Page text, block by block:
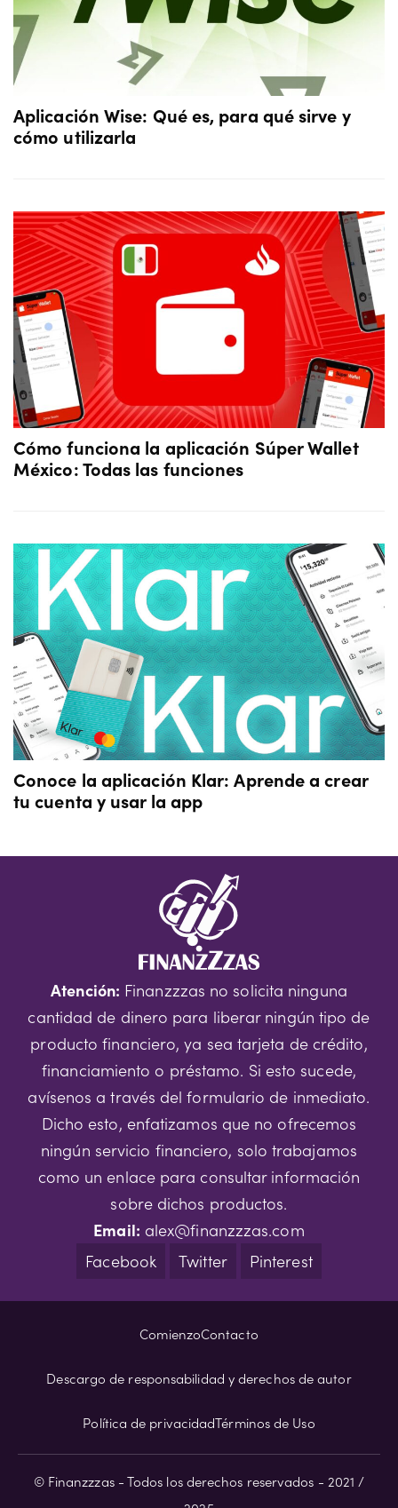
Aplicación Wise: Qué es, para qué sirve y
cómo utilizarla
Cómo funciona la aplicación Súper Wallet
México: Todas las funciones
Conoce la aplicación Klar: Aprende a crear
tu cuenta y usar la app
Atención: Finanzzzas no solicita ninguna
cantidad de dinero para liberar ningún tipo de
producto financiero, ya sea tarjeta de crédito,
financiamiento o préstamo. Si esto sucede,
avísenos a través del formulario de inmediato.
Dicho esto, enfatizamos que no ofrecemos
ningún servicio financiero, solo trabajamos
como un enlace para consultar información
sobre dichos productos.
Email: alex@finanzzzas.com
Facebook
Twitter Pinterest
© Finanzzzas - Todos los derechos reservados - 2021 /
ComienzoContacto
Descargo de responsabilidad y derechos de autor
Política de privacidadTérminos de Uso